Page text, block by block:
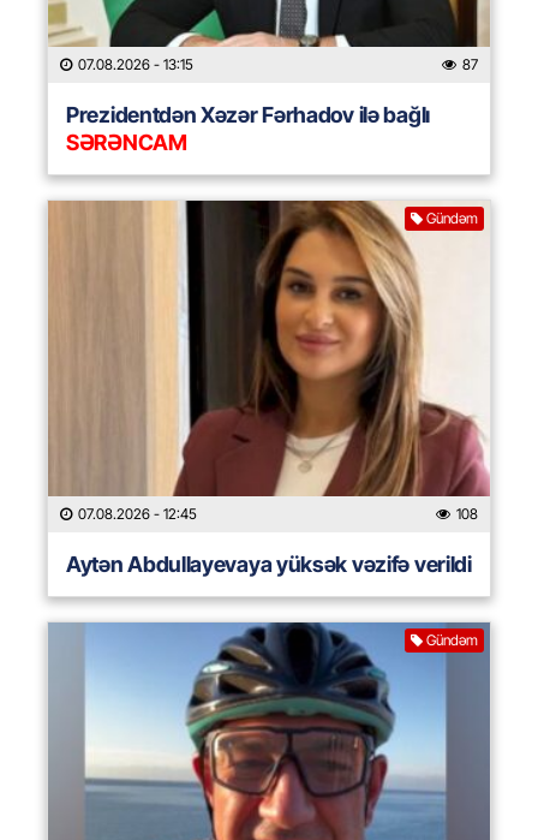
07.08.2026 - 13:15 87
Prezidentdən Xəzər Fərhadov ilə bağlı
SƏRƏNCAM
Gündəm
07.08.2026 - 12:45 108
Aytən Abdullayevaya yüksək vəzifə verildi
Gündəm